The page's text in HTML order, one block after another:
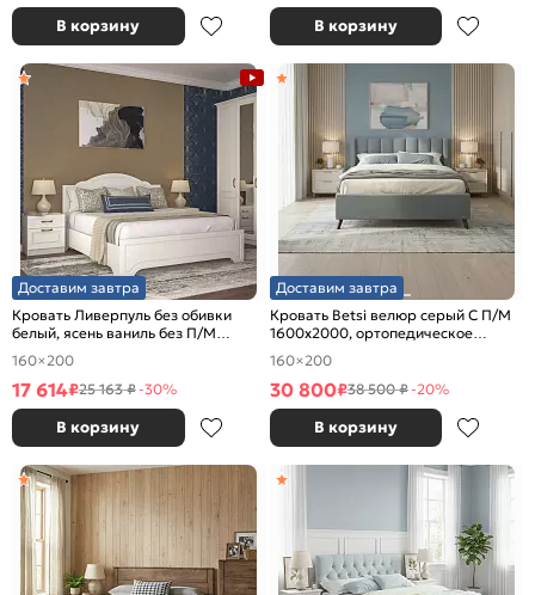
В корзину В корзину
Доставим завтра
Кровать Ливерпуль без обивки
белый, ясень ваниль без П/М
1600x2000, изголовье жесткое
160×200
17 614₽25 163 ₽-30%
В корзину
Доставим завтра
Кровать Betsi велюр серый С П/М
1600x2000, ортопедическое
основание, изголовье мягкое
160×200
30 800₽38 500 ₽-20%
В корзину